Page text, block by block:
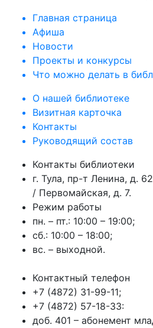
Главная страница
Афиша
Новости
Проекты и конкурсы
Что можно делать в
О нашей библиотеке
Визитная карточка
Контакты
Руководящий состав
Контакты библиотеки
г. Тула, пр-т Ленина, д. 62
/ Первомайская, д. 7.
Режим работы
пн. – пт.: 10:00 – 19:00;
сб.: 10:00 – 18:00;
вс. – выходной.
Контактный телефон
+7 (4872) 31-99-11;
+7 (4872) 57-18-33:
доб. 401 – абонемент